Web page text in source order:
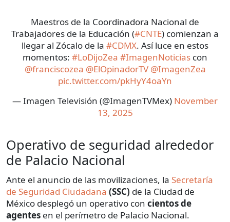
Maestros de la Coordinadora Nacional de
Trabajadores de la Educación (#CNTE) comienzan a
llegar al Zócalo de la #CDMX. Así luce en estos
momentos: #LoDijoZea #ImagenNoticias con
@franciscozea @ElOpinadorTV @ImagenZea
pic.twitter.com/pkHyY4oaYn
— Imagen Televisión (@ImagenTVMex) November
13, 2025
Operativo de seguridad alrededor
de Palacio Nacional
Ante el anuncio de las movilizaciones, la Secretaría
de Seguridad Ciudadana (SSC) de la Ciudad de
México desplegó un operativo con cientos de
agentes en el perímetro de Palacio Nacional.